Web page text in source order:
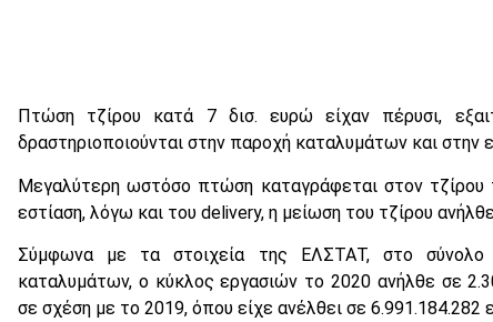
Πτώση τζίρου κατά 7 δισ. ευρώ είχαν πέρυσι,
δραστηριοποιούνται στην παροχή καταλυμάτων και στην
Μεγαλύτερη ωστόσο πτώση καταγράφεται στον
εστίαση, λόγω και του delivery, η μείωση του τζίρου
Σύμφωνα με τα στοιχεία της ΕΛΣΤΑΤ, στο
καταλυμάτων, ο κύκλος εργασιών το 2020 ανήλθε σε
σε σχέση με το 2019, όπου είχε ανέλθει σε 6.991.184.282